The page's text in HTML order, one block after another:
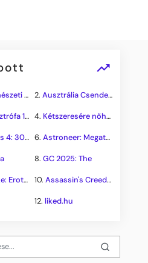
Csoda 2. Ausztrália Csendes Összeomlása
1985: A 4. Kétszeresére nőhet a
6. Astroneer: Megatech DLC
8. GC 2025: The
10. Assassin's Creed Shadows
12. liked.hu